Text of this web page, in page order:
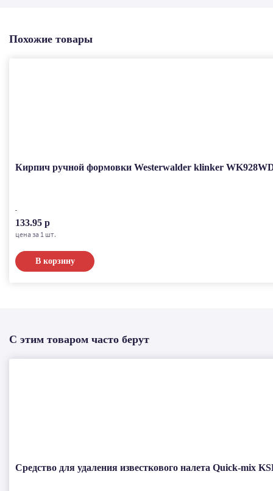
Похожие товары
Кирпич ручной формовки Westerwalder klinker
133.95 р
цена за 1 шт.
В корзину
С этим товаром часто берут
Средство для удаления известкового налета Quick-mix